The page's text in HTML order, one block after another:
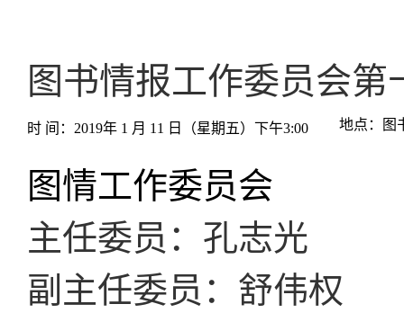
图书情报工作委员会第
时 间： 2019年 1 月 11 日（星期五）下午3:00 地点：图
图情工作委员会
主任委员：孔志光
副主任委员：舒伟权